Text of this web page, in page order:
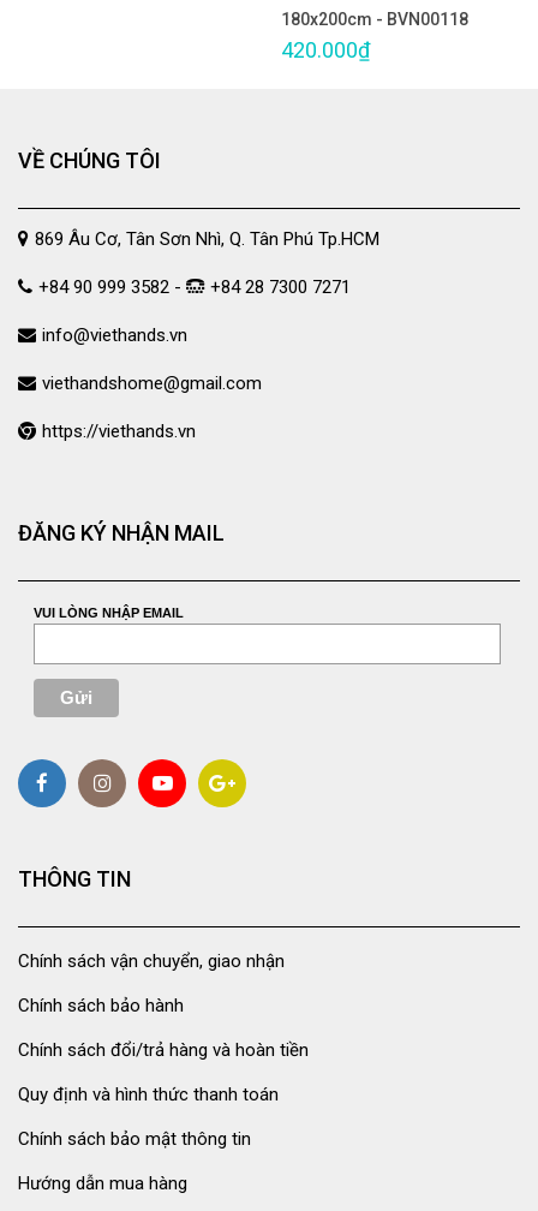
180x200cm - BVN00118
420.000₫
VỀ CHÚNG TÔI
869 Âu Cơ, Tân Sơn Nhì, Q. Tân Phú Tp.HCM
+84 90 999 3582 - +84 28 7300 7271
info@viethands.vn
viethandshome@gmail.com
https://viethands.vn
ĐĂNG KÝ NHẬN MAIL
VUI LÒNG NHẬP EMAIL
THÔNG TIN
Chính sách vận chuyển, giao nhận
Chính sách bảo hành
Chính sách đổi/trả hàng và hoàn tiền
Quy định và hình thức thanh toán
Chính sách bảo mật thông tin
Hướng dẫn mua hàng